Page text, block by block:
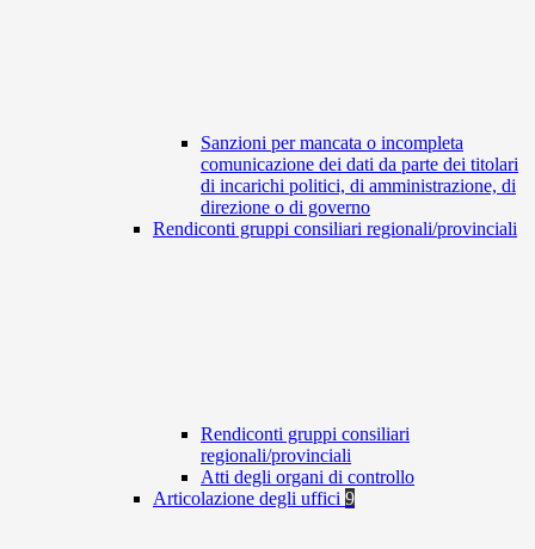
Sanzioni per mancata o incompleta
comunicazione dei dati da parte dei titolari
di incarichi politici, di amministrazione, di
direzione o di governo
Rendiconti gruppi consiliari regionali/provinciali
Rendiconti gruppi consiliari
regionali/provinciali
Atti degli organi di controllo
Articolazione degli uffici 9